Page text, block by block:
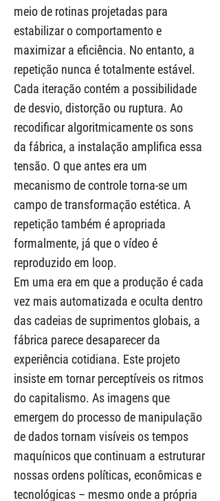
meio de rotinas projetadas para
estabilizar o comportamento e
maximizar a eficiência. No entanto, a
repetição nunca é totalmente estável.
Cada iteração contém a possibilidade
de desvio, distorção ou ruptura. Ao
recodificar algoritmicamente os sons
da fábrica, a instalação amplifica essa
tensão. O que antes era um
mecanismo de controle torna-se um
campo de transformação estética. A
repetição também é apropriada
formalmente, já que o vídeo é
reproduzido em loop.
Em uma era em que a produção é cada
vez mais automatizada e oculta dentro
das cadeias de suprimentos globais, a
fábrica parece desaparecer da
experiência cotidiana. Este projeto
insiste em tornar perceptíveis os ritmos
do capitalismo. As imagens que
emergem do processo de manipulação
de dados tornam visíveis os tempos
maquínicos que continuam a estruturar
nossas ordens políticas, econômicas e
tecnológicas – mesmo onde a própria